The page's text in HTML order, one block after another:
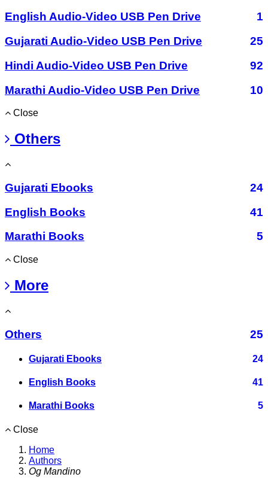
English Audio-Video USB Pen Drive
1
Gujarati Audio-Video USB Pen Drive
25
Hindi Audio-Video USB Pen Drive
92
Marathi Audio-Video USB Pen Drive
10
Close
Others
Gujarati Ebooks
24
English Books
41
Marathi Books
5
Close
More
Others 25
Gujarati Ebooks 24
English Books 41
Marathi Books 5
Close
Home
Authors
Og Mandino